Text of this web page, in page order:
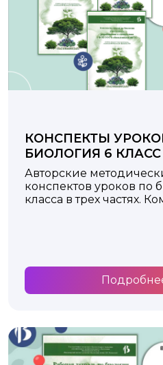
КОНСПЕКТЫ
БИОЛОГИЯ 6 КЛАСС
Авторские
конспектов уроков по
класса в трех частях.